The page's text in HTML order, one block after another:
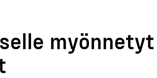
myönnetyt